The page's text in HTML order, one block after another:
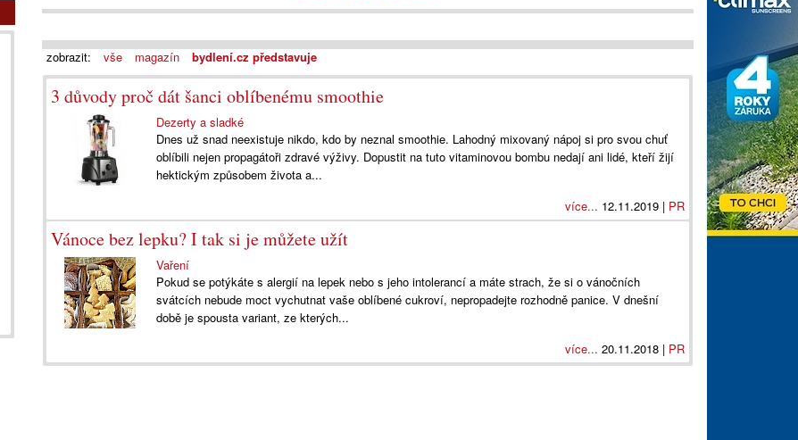
zobrazit: vše magazín bydlení.cz představuje
3 důvody proč dát šanci oblíbenému smoothie
Dezerty a sladké
Dnes už snad neexistuje nikdo, kdo by neznal smoothie. Lahodný mixovaný nápoj si pro svou chuť
oblíbili nejen propagátoři zdravé výživy. Dopustit na tuto vitaminovou bombu nedají ani lidé, kteří žijí
hektickým způsobem života a...
více... 12.11.2019 | PR
Vánoce bez lepku? I tak si je můžete užít
Vaření
Pokud se potýkáte s alergií na lepek nebo s jeho intolerancí a máte strach, že si o vánočních
svátcích nebude moct vychutnat vaše oblíbené cukroví, nepropadejte rozhodně panice. V dnešní
době je spousta variant, ze kterých...
více... 20.11.2018 | PR